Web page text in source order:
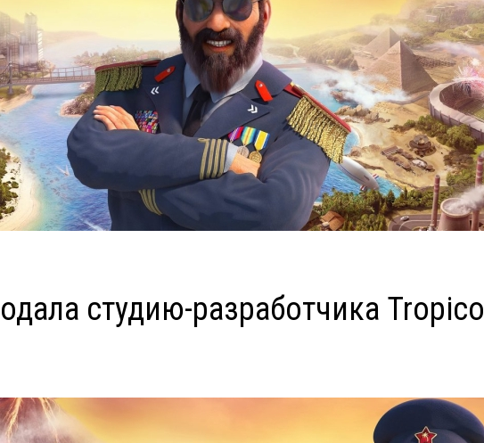
студию-разработчика Tropico